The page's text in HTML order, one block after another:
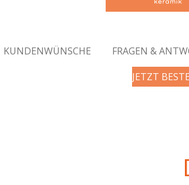
KUNDENWÜNSCHE FRAGEN &
JETZT